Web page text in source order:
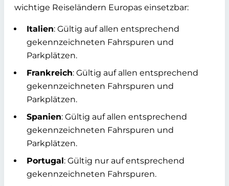
wichtige Reiseländern Europas einsetzbar:
Italien: Gültig auf allen entsprechend
gekennzeichneten Fahrspuren und
Parkplätzen.
Frankreich: Gültig auf allen entsprechend
gekennzeichneten Fahrspuren und
Parkplätzen.
Spanien: Gültig auf allen entsprechend
gekennzeichneten Fahrspuren und
Parkplätzen.
Portugal: Gültig nur auf entsprechend
gekennzeichneten Fahrspuren.